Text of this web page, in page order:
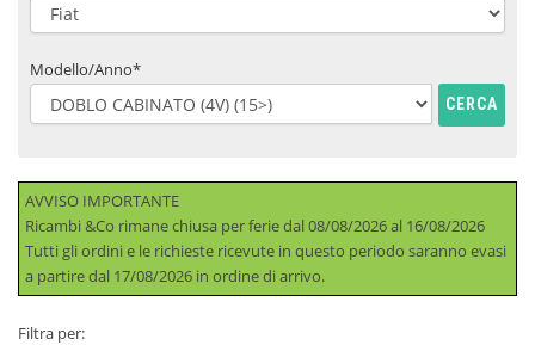
Modello/Anno*
CERCA
AVVISO IMPORTANTE
Ricambi &Co rimane chiusa per ferie dal 08/08/2026 al 16/08/2026
Tutti gli ordini e le richieste ricevute in questo periodo saranno evasi
a partire dal 17/08/2026 in ordine di arrivo.
Filtra per: